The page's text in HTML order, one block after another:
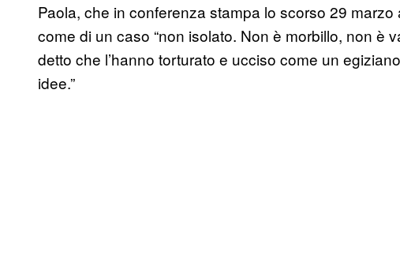
Paola, che in conferenza stampa lo scorso 29 marzo
come di un caso “non isolato. Non è morbillo, non è
detto che l’hanno torturato e ucciso come un
idee.”